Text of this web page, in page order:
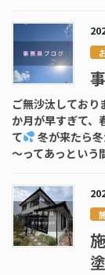
ご無沙汰してお
か月が早すぎて、
て
冬が来たら
～ってあっとい